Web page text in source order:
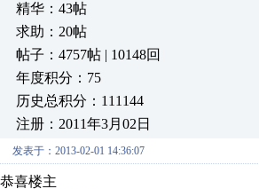
精华：43帖
求助：20帖
帖子：4757帖 | 10148回
年度积分：75
历史总积分：111144
注册：2011年3月02日
发表于：2013-02-01 14:36:07
恭喜楼主